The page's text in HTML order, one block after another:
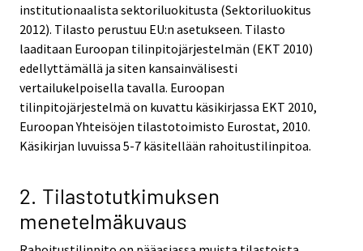
institutionaalista sektoriluokitusta (Sektoriluokitus
2012). Tilasto perustuu EU:n asetukseen. Tilasto
laaditaan Euroopan tilinpitojärjestelmän (EKT 2010)
edellyttämällä ja siten kansainvälisesti
vertailukelpoisella tavalla. Euroopan
tilinpitojärjestelmä on kuvattu käsikirjassa EKT 2010,
Euroopan Yhteisöjen tilastotoimisto Eurostat, 2010.
Käsikirjan luvuissa 5-7 käsitellään rahoitustilinpitoa.
2. Tilastotutkimuksen
menetelmäkuvaus